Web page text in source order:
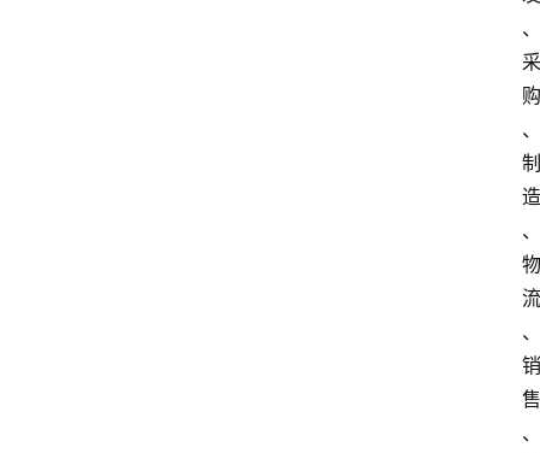
、
采
购
、
制
造
、
物
流
、
销
售
、